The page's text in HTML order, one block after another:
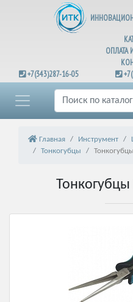
ОПЛАТА
+7(343)287-16-05
Главная Инструмент
Тонкогубцы